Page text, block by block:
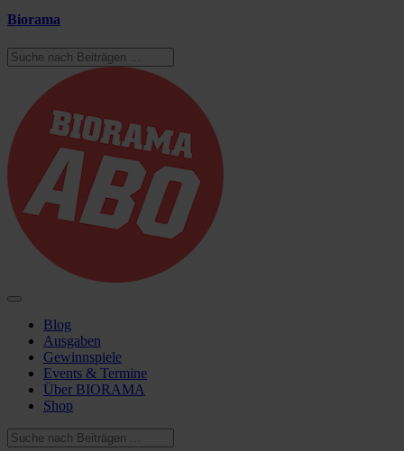
Biorama
Blog
Ausgaben
Gewinnspiele
Events & Termine
Über BIORAMA
Shop